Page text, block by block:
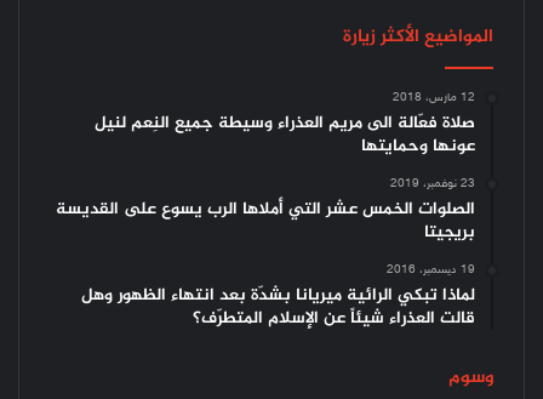
المواضيع الأكثر زيارة
12 مارس، 2018
صلاة فعّالة الى مريم العذراء وسيطة جميع النِعم لنيل
عونها وحمايتها
23 نوفمبر، 2019
الصلوات الخمس عشر التي أملاها الرب يسوع على القديسة
بريجيتا
19 ديسمبر، 2016
لماذا تبكي الرائية ميريانا بشدّة بعد انتهاء الظهور وهل
قالت العذراء شيئاً عن الإسلام المتطرّف؟
وسوم